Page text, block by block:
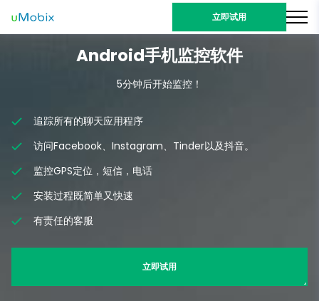
立即试用
Android手机监控软件
5分钟后开始监控！
追踪所有的聊天应用程序
访问Facebook、Instagram、Tinder以及抖音。
监控GPS定位，短信，电话
安装过程既简单又快速
有责任的客服
立即试用